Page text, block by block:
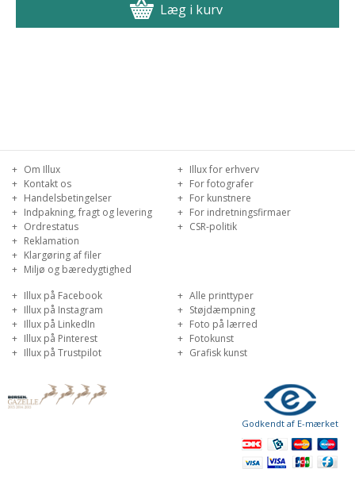
Læg i kurv
Om Illux
Kontakt os
Handelsbetingelser
Indpakning, fragt og levering
Ordrestatus
Reklamation
Klargøring af filer
Miljø og bæredygtighed
Illux for erhverv
For fotografer
For kunstnere
For indretningsfirmaer
CSR-politik
Illux på Facebook
Illux på Instagram
Illux på LinkedIn
Illux på Pinterest
Illux på Trustpilot
Alle printtyper
Støjdæmpning
Foto på lærred
Fotokunst
Grafisk kunst
Godkendt af E-mærket